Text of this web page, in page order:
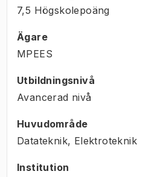
7,5 Högskolepoäng
Ägare
MPEES
Utbildningsnivå
Avancerad nivå
Huvudområde
Datateknik, Elektroteknik
Institution